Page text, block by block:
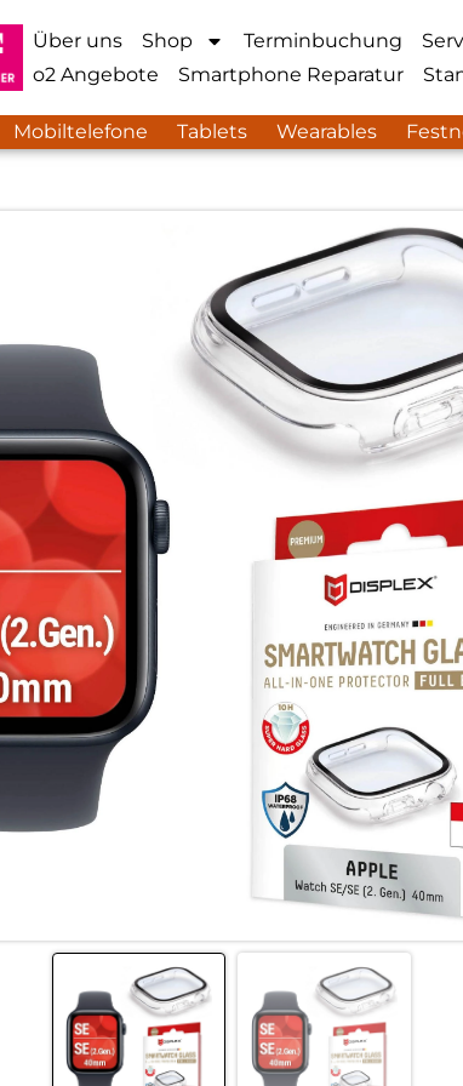
Über uns Shop Terminbuchung
o2 Angebote
Smartphone Reparatur
Mobiltelefone Tablets Wearables